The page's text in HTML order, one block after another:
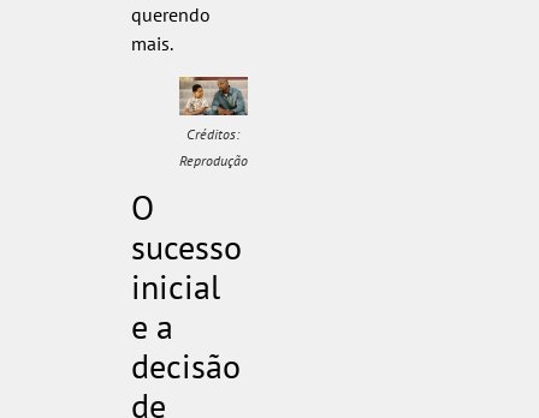
querendo
mais.
Créditos:
Reprodução
O
sucesso
inicial
e a
decisão
de